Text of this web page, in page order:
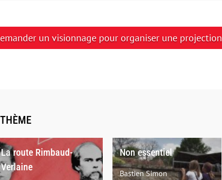
un visionnage pour organiser une projection
La route Rimbaud-
Verlaine
Non essentiel
Bastien Simon